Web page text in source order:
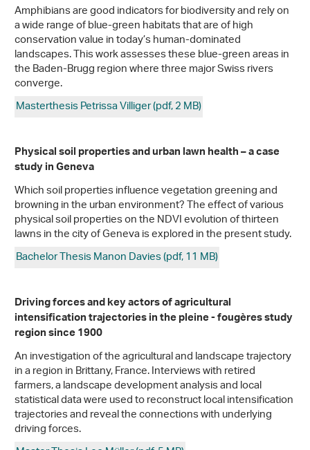
Amphibians are good indicators for biodiversity and rely on
a wide range of blue-green habitats that are of high
conservation value in today’s human-dominated
landscapes. This work assesses these blue-green areas in
the Baden-Brugg region where three major Swiss rivers
converge.
Masterthesis Petrissa Villiger (pdf, 2 MB)
Physical soil properties and urban lawn health – a case
study in Geneva
Which soil properties influence vegetation greening and
browning in the urban environment? The effect of various
physical soil properties on the NDVI evolution of thirteen
lawns in the city of Geneva is explored in the present study.
Bachelor Thesis Manon Davies (pdf, 11 MB)
Driving forces and key actors of agricultural
intensification trajectories in the pleine - fougères study
region since 1900
An investigation of the agricultural and landscape trajectory
in a region in Brittany, France. Interviews with retired
farmers, a landscape development analysis and local
statistical data were used to reconstruct local intensification
trajectories and reveal the connections with underlying
driving forces.